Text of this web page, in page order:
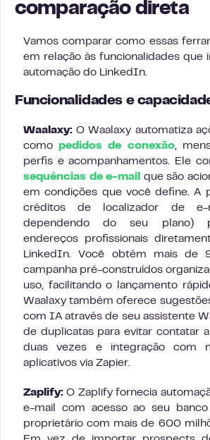
comparação direta
Vamos comparar como essas
em relação às funcionalidades que
automação do LinkedIn.
Funcionalidades e
Waalaxy: O Waalaxy automatiza
comopedidos de conexão,
perfis e acompanhamentos. Ele
sequências de e-mail
que são
em condições que você define. A
créditos de localizador de e-
dependendo do seu plano)
endereços profissionais
LinkedIn. Você obtém mais de
campanha pré-construídos
uso, facilitando o lançamento
Waalaxy também oferece
com IA através de seu assistente
de duplicatas para evitar contatar
duas vezes e integração com
aplicativos via Zapier.
Zaplify: O Zaplify fornecia
e-mail com acesso ao seu
proprietário com mais de 600